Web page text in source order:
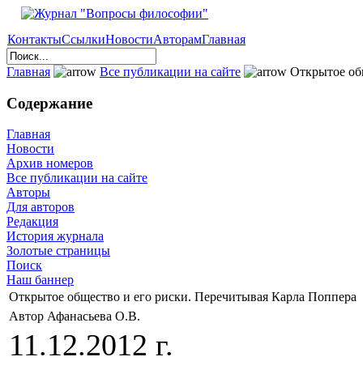
КонтактыСсылкиНовостиАвторамГлавная
Главная Все публикации на сайте Открытое
Содержание
Главная
Новости
Архив номеров
Все публикации на сайте
Авторы
Для авторов
Редакция
История журнала
Золотые страницы
Поиск
Наш баннер
Открытое общество и его риски. Перечитывая Карла Поппера
Автор Афанасьева О.В.
11.12.2012 г.